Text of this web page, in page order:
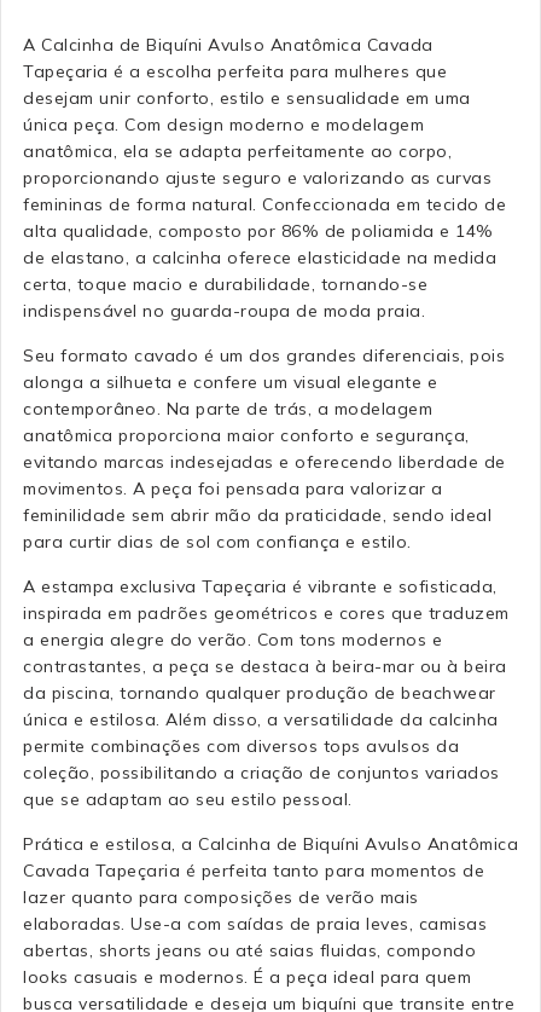
A Calcinha de Biquíni Avulso Anatômica Cavada
Tapeçaria é a escolha perfeita para mulheres que
desejam unir conforto, estilo e sensualidade em uma
única peça. Com design moderno e modelagem
anatômica, ela se adapta perfeitamente ao corpo,
proporcionando ajuste seguro e valorizando as curvas
femininas de forma natural. Confeccionada em tecido de
alta qualidade, composto por 86% de poliamida e 14%
de elastano, a calcinha oferece elasticidade na medida
certa, toque macio e durabilidade, tornando-se
indispensável no guarda-roupa de moda praia.
Seu formato cavado é um dos grandes diferenciais, pois
alonga a silhueta e confere um visual elegante e
contemporâneo. Na parte de trás, a modelagem
anatômica proporciona maior conforto e segurança,
evitando marcas indesejadas e oferecendo liberdade de
movimentos. A peça foi pensada para valorizar a
feminilidade sem abrir mão da praticidade, sendo ideal
para curtir dias de sol com confiança e estilo.
A estampa exclusiva Tapeçaria é vibrante e sofisticada,
inspirada em padrões geométricos e cores que traduzem
a energia alegre do verão. Com tons modernos e
contrastantes, a peça se destaca à beira-mar ou à beira
da piscina, tornando qualquer produção de beachwear
única e estilosa. Além disso, a versatilidade da calcinha
permite combinações com diversos tops avulsos da
coleção, possibilitando a criação de conjuntos variados
que se adaptam ao seu estilo pessoal.
Prática e estilosa, a Calcinha de Biquíni Avulso Anatômica
Cavada Tapeçaria é perfeita tanto para momentos de
lazer quanto para composições de verão mais
elaboradas. Use-a com saídas de praia leves, camisas
abertas, shorts jeans ou até saias fluidas, compondo
looks casuais e modernos. É a peça ideal para quem
busca versatilidade e deseja um biquíni que transite entre